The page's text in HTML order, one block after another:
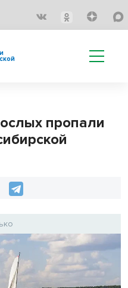
пропали